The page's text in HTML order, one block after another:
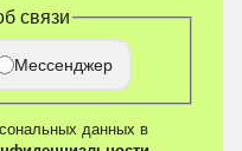
связи
Мессенджер
данных в